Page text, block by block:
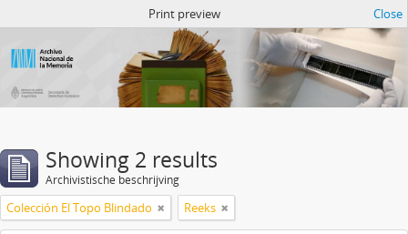
Print preview Close
Showing 2 results
Archivistische beschrijving
Colección El Topo Blindado Reeks